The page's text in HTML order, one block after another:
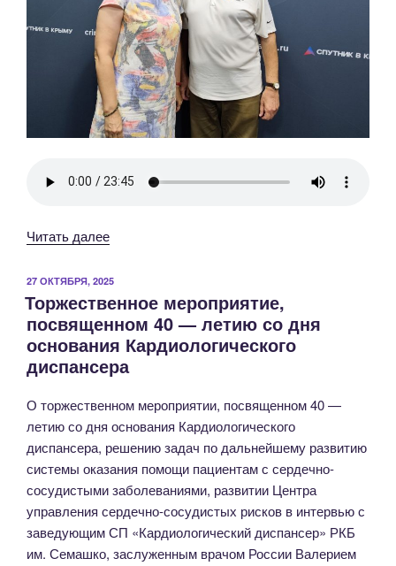
Читать далее«6
—
Всемирный
день
кардиолога!»
ОПУБЛИКОВАНО
27 ОКТЯБРЯ, 2025
Торжественное мероприятие,
посвященном 40 — летию со дня
основания Кардиологического
диспансера
О торжественном мероприятии, посвященном 40 —
летию со дня основания Кардиологического
диспансера, решению задач по дальнейшему развитию
системы оказания помощи пациентам с сердечно-
сосудистыми заболеваниями, развитии Центра
управления сердечно-сосудистых рисков в интервью с
заведующим СП «Кардиологический диспансер» РКБ
им. Семашко, заслуженным врачом России Валерием